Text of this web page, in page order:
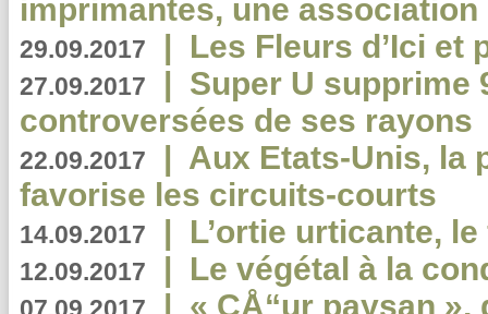
imprimantes, une
29.09.2017 | Les Fleurs d’Ici et
27.09.2017 | Super U supprime
controversées de ses rayons
22.09.2017 | Aux Etats-Unis, la
favorise les circuits-courts
14.09.2017 | L’ortie urticante,
12.09.2017 | Le végétal à la
| « CÅ“ur paysan